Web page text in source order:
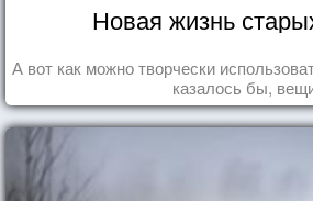
Новая жизнь
А вот как можно творчески
казалось бы,